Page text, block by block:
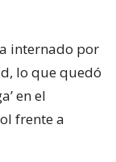
internado por
lo que quedó
en el
frente a